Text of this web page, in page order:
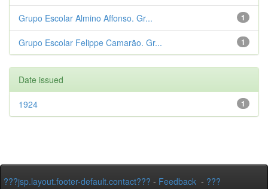
1
Grupo Escolar Almino Affonso. Gr...
1
Grupo Escolar Felippe Camarão. Gr...
Date issued
1
1924
???jsp.layout.footer-default.contact??? - Feedback - ???